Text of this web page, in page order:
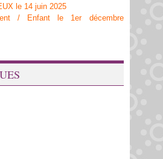
le 14 juin 2025
/ Enfant le 1er décembre